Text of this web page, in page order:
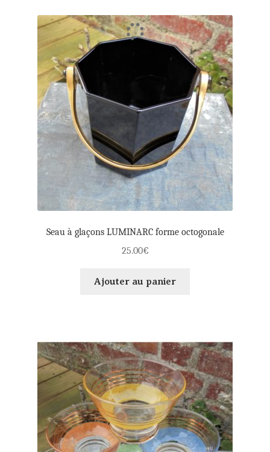
Seau à glaçons LUMINARC forme octogonale
25.00€
Ajouter au panier